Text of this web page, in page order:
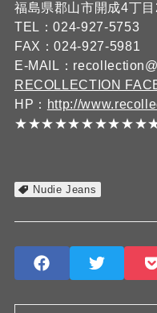
福島県郡山市開成4丁
TEL：024-927-5753
FAX：024-927-5981
E-MAIL：
RECOLLECTION
HP： http://
Nudie Jeans